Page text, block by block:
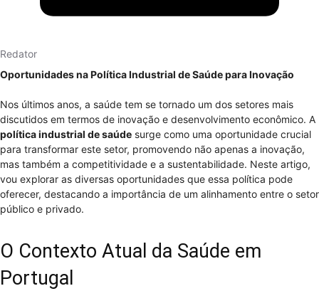
Redator
Oportunidades na Política Industrial de Saúde para Inovação
Nos últimos anos, a saúde tem se tornado um dos setores mais
discutidos em termos de inovação e desenvolvimento econômico. A
política industrial de saúde surge como uma oportunidade crucial
para transformar este setor, promovendo não apenas a inovação,
mas também a competitividade e a sustentabilidade. Neste artigo,
vou explorar as diversas oportunidades que essa política pode
oferecer, destacando a importância de um alinhamento entre o setor
público e privado.
O Contexto Atual da Saúde em
Portugal